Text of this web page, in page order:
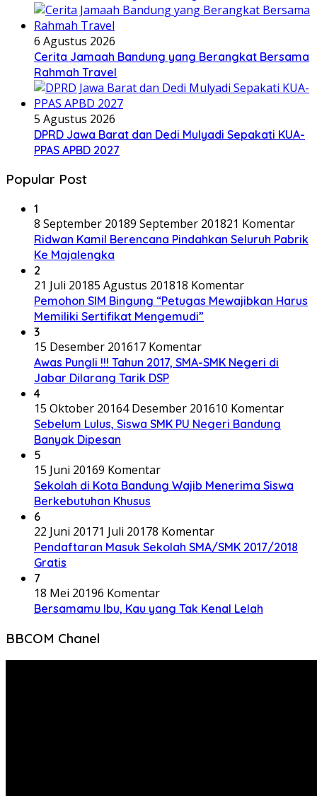
6 Agustus 2026
Cerita Jamaah Bandung yang Berangkat Bersama
Rahmah Travel
5 Agustus 2026
DPRD Jawa Barat dan Dedi Mulyadi Sepakati KUA-
PPAS APBD 2027
Popular Post
1
8 September 20189 September 201821 Komentar
Ridwan Kamil Berencana Pindahkan Seluruh Pabrik
Ke Majalengka
2
21 Juli 20185 Agustus 201818 Komentar
Pemohon SIM Bingung “Petugas Mewajibkan Harus
Memiliki Sertifikat Mengemudi”
3
15 Desember 201617 Komentar
Awas Pungli !!! Tahun 2017, SMA-SMK Negeri di
Jabar Dilarang Tarik DSP
4
15 Oktober 20164 Desember 201610 Komentar
Sebelum Lulus, Siswa SMK PU Negeri Bandung
Banyak Dipesan
5
15 Juni 20169 Komentar
Sekolah di Kota Bandung Wajib Menerima Siswa
Berkebutuhan Khusus
6
22 Juni 20171 Juli 20178 Komentar
Pendaftaran Masuk Sekolah SMA/SMK 2017/2018
Gratis
7
18 Mei 20196 Komentar
Bersamamu Ibu, Kau yang Tak Kenal Lelah
BBCOM Chanel